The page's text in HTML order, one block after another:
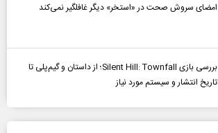
امضای سروش صحت در «استخر» دیگر غافلگیر نمی‌کند
بررسی بازی Silent Hill: Townfall؛ از داستان و گیم‌پلی تا
تاریخ انتشار و سیستم مورد نیاز